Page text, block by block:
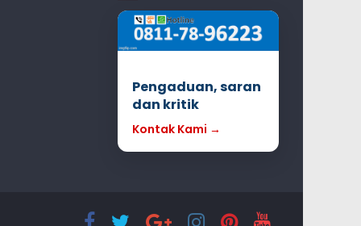
Pengaduan, saran
dan kritik
Kontak Kami →